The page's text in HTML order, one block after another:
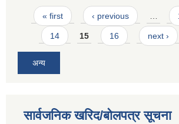
Pages
« first ‹ previous
14 15 16 next ›
अन्य
सार्वजनिक खरिद/बोलपत्र सूचना